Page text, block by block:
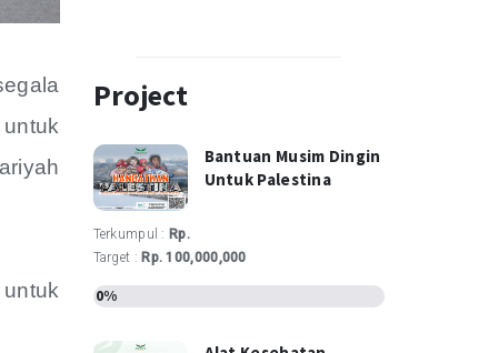
Project
Bantuan Musim Dingin
Untuk Palestina
Terkumpul : Rp.
Target : Rp. 100,000,000
0%